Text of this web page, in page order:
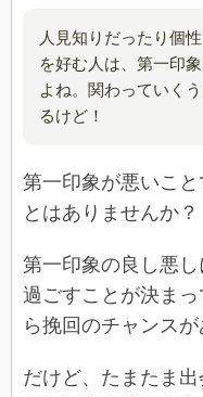
人見知りだったり個
を好む人は、第一印
よね。関わっていく
るけど！
第一印象が悪いこ
とはありませんか？
第一印象の良し悪
過ごすことが決ま
ら挽回のチャンスが
だけど、たまたま